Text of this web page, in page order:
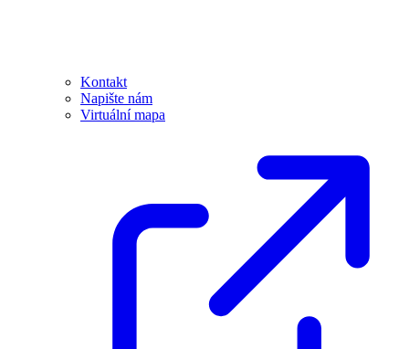
Kontakt
Napište nám
Virtuální mapa